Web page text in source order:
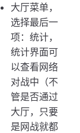
大厅菜单，
选择最后一
项：统计，
统计界面可
以查看网络
对战中（不
管是否通过
大厅，只要
是网战就都